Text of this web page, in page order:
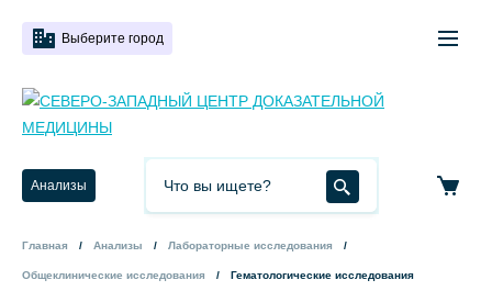
Выберите город
Анализы
Главная Анализы Лабораторные исследования
Общеклинические исследования Гематологические исследования